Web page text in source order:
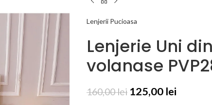
Lenjerii Pucioasa
Lenjerie Uni
volanase
160,00lei 125,00 lei